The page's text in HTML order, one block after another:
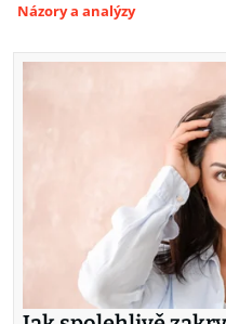
Názory a analýzy